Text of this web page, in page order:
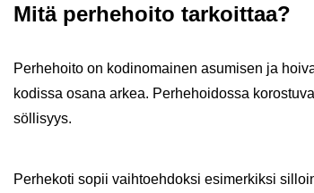
Mitä per­he­hoi­to tar­koit­taa?
Per­he­hoi­to on ko­din­omai­nen asu­mi­sen ja
ko­dis­sa osana arkea. Per­he­hoi­dos­sa
söl­li­syys.
Per­he­ko­ti sopii vaih­toeh­dok­si esi­mer­kik­si